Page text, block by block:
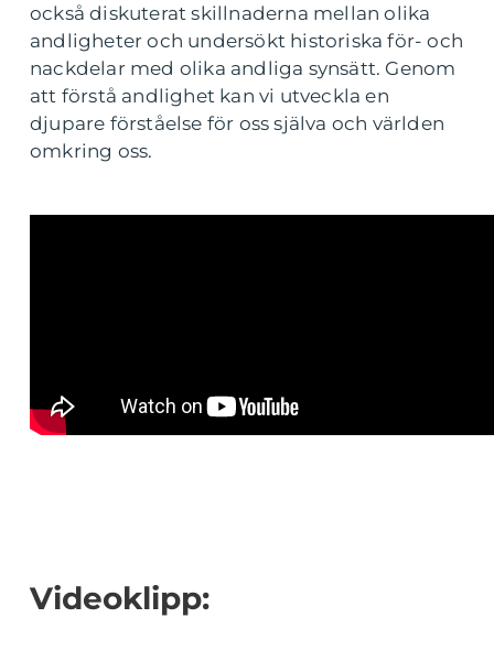
också diskuterat skillnaderna mellan olika
andligheter och undersökt historiska för- och
nackdelar med olika andliga synsätt. Genom
att förstå andlighet kan vi utveckla en
djupare förståelse för oss själva och världen
omkring oss.
Videoklipp: